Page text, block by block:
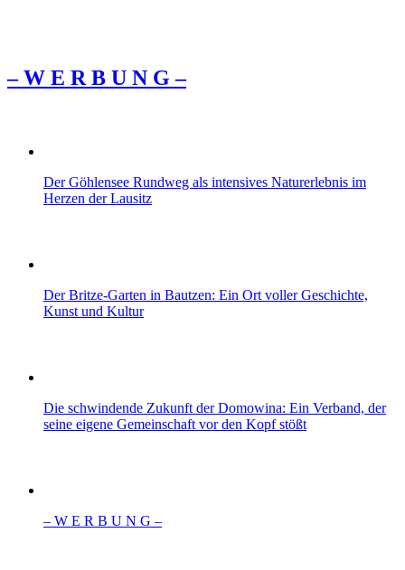
– W Ε R Β U Ν G –
Der Göhlensee Rundweg als intensives Naturerlebnis im
Herzen der Lausitz
Der Britze-Garten in Bautzen: Ein Ort voller Geschichte,
Kunst und Kultur
Die schwindende Zukunft der Domowina: Ein Verband, der
seine eigene Gemeinschaft vor den Kopf stößt
– W Ε R Β U Ν G –